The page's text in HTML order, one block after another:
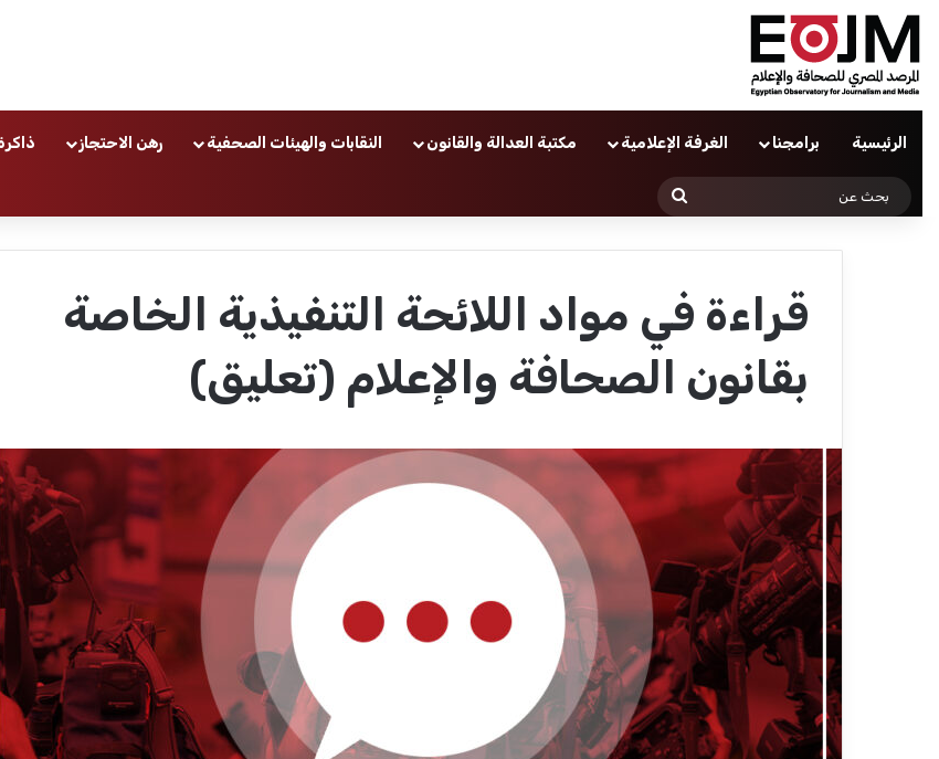
الرئيسية برامجنا الغرفة الإعلامية مكتبة العدالة والقانون النقابات والهيئات الصحفية رهن الاحتجاز
قراءة في مواد اللائحة التنفيذية الخاصة
بقانون الصحافة والإعلام (تعليق)